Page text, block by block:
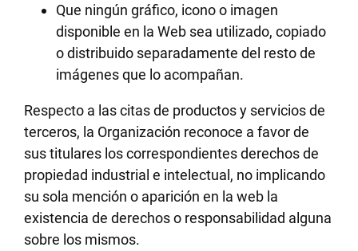
Que ningún gráfico, icono o imagen
disponible en la Web sea utilizado, copiado
o distribuido separadamente del resto de
imágenes que lo acompañan.
Respecto a las citas de productos y servicios de
terceros, la Organización reconoce a favor de
sus titulares los correspondientes derechos de
propiedad industrial e intelectual, no implicando
su sola mención o aparición en la web la
existencia de derechos o responsabilidad alguna
sobre los mismos.